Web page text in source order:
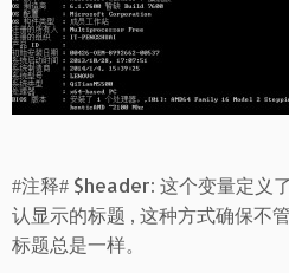
#注释# $header: 这个变量定义
认显示的标题 , 这种方式确保不
标题总是一样。